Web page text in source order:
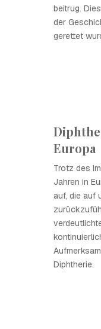
beitrug.
der
gerettet
Europa
Trotz des
Jahren in
auf, die auf
Diphtherie.